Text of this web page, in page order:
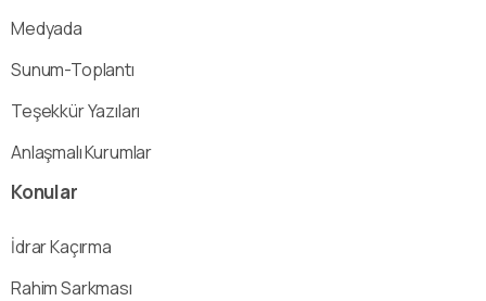
Medyada
Sunum-Toplantı
Teşekkür Yazıları
Anlaşmalı Kurumlar
Konular
İdrar Kaçırma
Rahim Sarkması